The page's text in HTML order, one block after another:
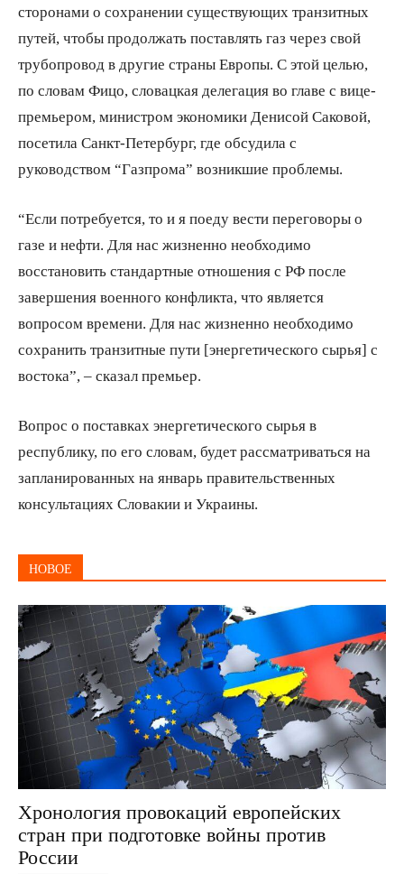
сторонами о сохранении существующих транзитных
путей, чтобы продолжать поставлять газ через свой
трубопровод в другие страны Европы. С этой целью,
по словам Фицо, словацкая делегация во главе с вице-
премьером, министром экономики Денисой Саковой,
посетила Санкт-Петербург, где обсудила с
руководством “Газпрома” возникшие проблемы.
“Если потребуется, то и я поеду вести переговоры о
газе и нефти. Для нас жизненно необходимо
восстановить стандартные отношения с РФ после
завершения военного конфликта, что является
вопросом времени. Для нас жизненно необходимо
сохранить транзитные пути [энергетического сырья] с
востока”, – сказал премьер.
Вопрос о поставках энергетического сырья в
республику, по его словам, будет рассматриваться на
запланированных на январь правительственных
консультациях Словакии и Украины.
НОВОЕ
Хронология провокаций европейских
стран при подготовке войны против
России